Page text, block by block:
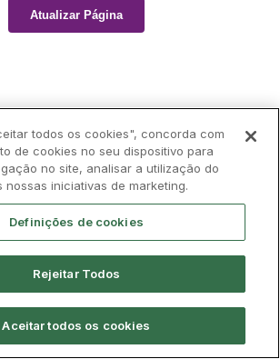
Atualizar Página
todos os cookies", concorda com
de cookies no seu dispositivo para
no site, analisar a utilização do
nossas iniciativas de marketing.
Definições de cookies
Rejeitar Todos
Aceitar todos os cookies